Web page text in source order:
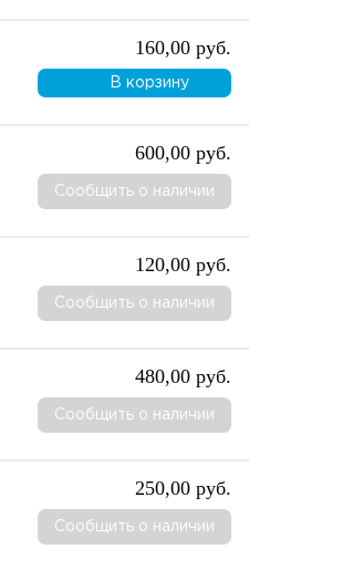
160,00 руб.
В корзину
600,00 руб.
Сообщить о наличии
120,00 руб.
Сообщить о наличии
480,00 руб.
Сообщить о наличии
250,00 руб.
Сообщить о наличии